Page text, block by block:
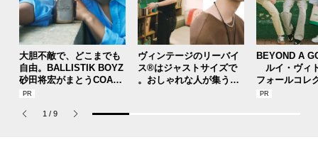
大胆不敵で、どこまでも
自由。BALLISTIK BOYZ
砂田将宏がまとうCOACH
の新作フレグランス「コ
パルファム」
ヴィンテージのリーバイ
ス®はジャストサイズで
。おしゃれな人が集う「
BEYOND A
ルイ・ヴィ
フォールコレ
描くプレッピ
1 / 9